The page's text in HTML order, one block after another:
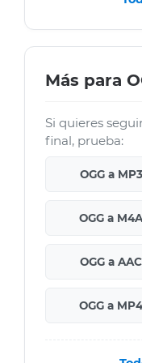
Más para
Si quieres
final, prueba:
OGG a MP3
OGG a M4A
OGG a AAC
OGG a MP4